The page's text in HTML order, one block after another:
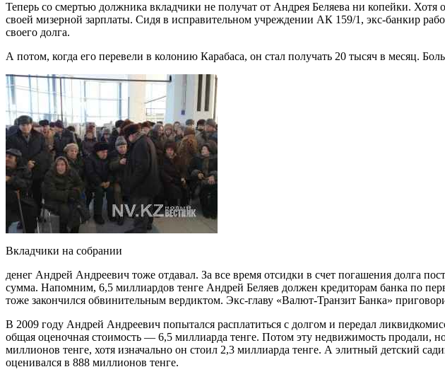
Теперь со смертью должника вкладчики не получат от Андрея Беляева ни копейки.
своей мизерной зарплаты. Сидя в исправительном учреждении АК 159/1, экс-банкир
своего долга.
А потом, когда его перевели в колонию Карабаса, он стал получать 20 тысяч в месяц.
Вкладчики на собрании
денег Андрей Андреевич тоже отдавал. За все время отсидки в счет погашения долга
сумма. Напомним, 6,5 миллиардов тенге Андрей Беляев должен кредиторам банка по
тоже закончился обвинительным вердиктом. Экс-главу «Валют-Транзит Банка»
В 2009 году Андрей Андреевич попытался расплатиться с долгом и передал
общая оценочная стоимость — 6,5 миллиарда тенге. Потом эту недвижимость продали,
миллионов тенге, хотя изначально он стоил 2,3 миллиарда тенге. А элитный детский
оценивался в 888 миллионов тенге.